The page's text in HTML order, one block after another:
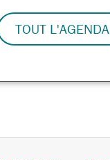
TOUT L'AGENDA